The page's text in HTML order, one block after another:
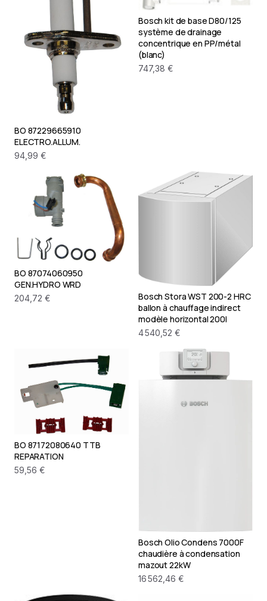
BO 87229665910
ELECTRO.ALLUM.
94,99 €
Bosch kit de base D80/125
système de drainage
concentrique en PP/métal
(blanc)
747,38 €
BO 87074060950
GEN.HYDRO WRD
204,72 €
Bosch Stora WST 200-2 HRC
ballon à chauffage indirect
modèle horizontal 200l
4 540,52 €
BO 87172080640 TTB
REPARATION
59,56 €
Bosch Olio Condens 7000F
chaudière à condensation
mazout 22kW
16 562,46 €